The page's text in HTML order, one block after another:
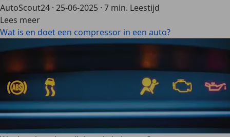
AutoScout24 · 25-06-2025 · 7 min. Leestijd
Lees meer
Wat is en doet een compressor in een auto?